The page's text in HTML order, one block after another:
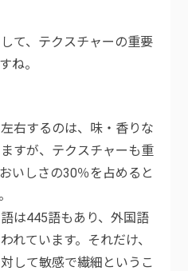
て、テクスチャーの重要
ね。
右するのは、味・香りな
すが、テクスチャーも重
いしさの30％を占めると
は445語もあり、外国語
れています。それだけ、
して敏感で繊細というこ